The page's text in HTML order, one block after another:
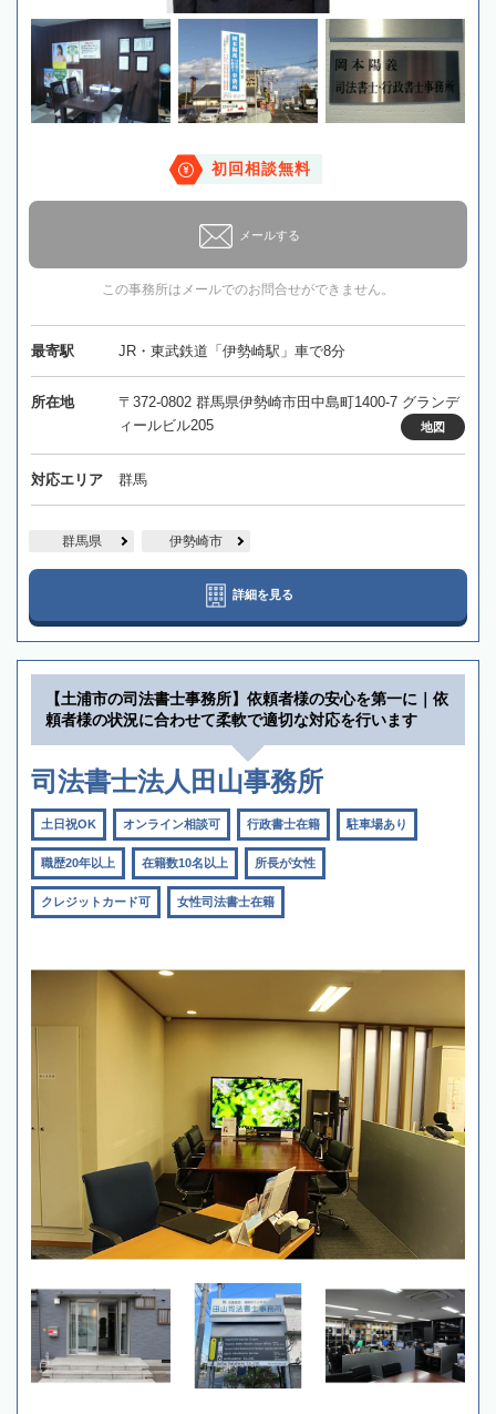
初回相談無料
メールする
この事務所はメールでのお問合せができません。
最寄駅 JR・東武鉄道「伊勢崎駅」車で8分
所在地
〒372-0802 群馬県伊勢崎市田中島町1400-7 グランデ
ィールビル205
地図
対応エリア 群馬
群馬県 伊勢崎市
詳細を見る
【土浦市の司法書士事務所】依頼者様の安心を第一に｜依
頼者様の状況に合わせて柔軟で適切な対応を行います
司法書士法人田山事務所
土日祝OK オンライン相談可 行政書士在籍 駐車場あり
職歴20年以上 在籍数10名以上 所長が女性
クレジットカード可 女性司法書士在籍